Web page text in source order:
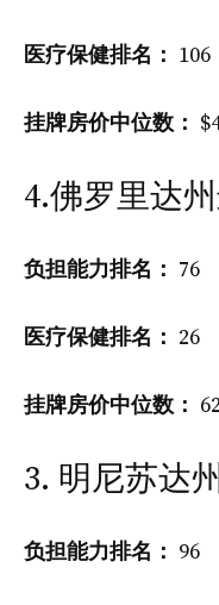
医疗保健排名： 106
挂牌房价中位数：
4.佛罗里达
负担能力排名： 76
医疗保健排名： 26
挂牌房价中位数：
3. 明尼苏达
负担能力排名： 96